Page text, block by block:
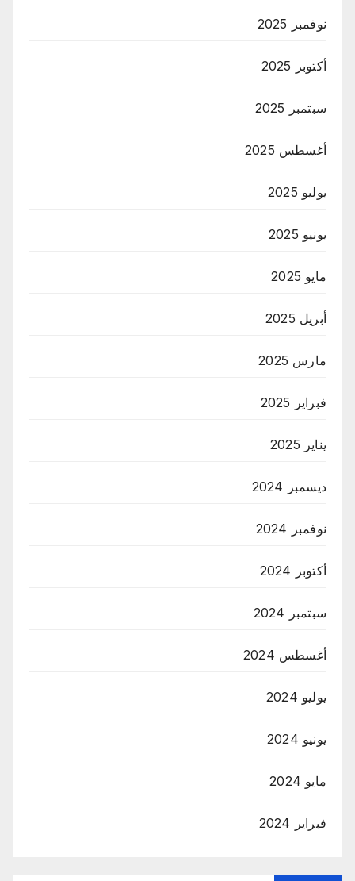
نوفمبر 2025
أكتوبر 2025
سبتمبر 2025
أغسطس 2025
يوليو 2025
يونيو 2025
مايو 2025
أبريل 2025
مارس 2025
فبراير 2025
يناير 2025
ديسمبر 2024
نوفمبر 2024
أكتوبر 2024
سبتمبر 2024
أغسطس 2024
يوليو 2024
يونيو 2024
مايو 2024
فبراير 2024